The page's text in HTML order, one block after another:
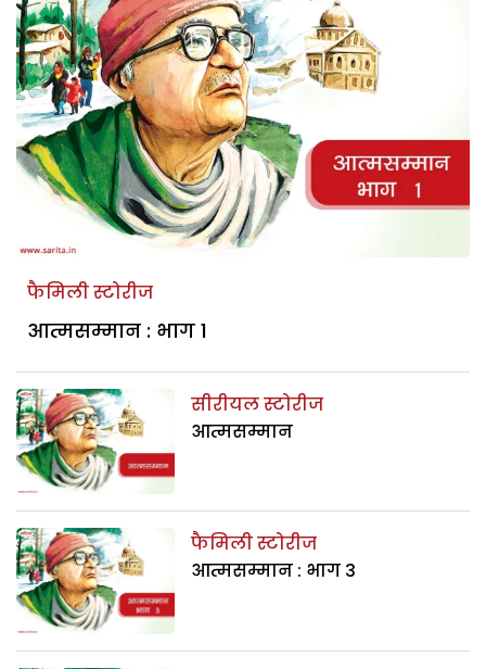
फैमिली स्टोरीज
आत्मसम्मान : भाग 1
सीरीयल स्टोरीज
आत्मसम्मान
फैमिली स्टोरीज
आत्मसम्मान : भाग 3